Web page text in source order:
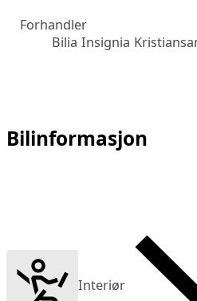
Forhandler
Bilia Insignia
Bilinformasjon
Interiør